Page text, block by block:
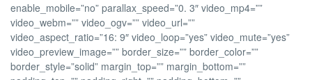
enable_mobile=”no” parallax_speed=”0. 3″ video_mp4=””
video_webm=”” video_ogv=”” video_url=””
video_aspect_ratio=”16: 9″ video_loop=”yes” video_mute=”yes”
video_preview_image=”” border_size=”” border_color=””
border_style=”solid” margin_top=”” margin_bottom=””